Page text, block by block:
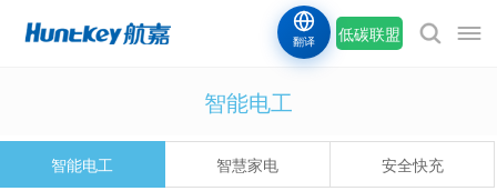
低碳联盟
翻译
智能电工
智能电工 智慧家电 安全快充